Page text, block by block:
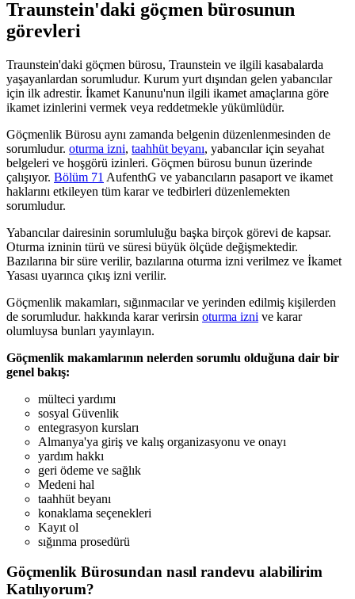
Traunstein'daki göçmen bürosunun
görevleri
Traunstein'daki göçmen bürosu, Traunstein ve ilgili kasabalarda
yaşayanlardan sorumludur. Kurum yurt dışından gelen yabancılar
için ilk adrestir. İkamet Kanunu'nun ilgili ikamet amaçlarına göre
ikamet izinlerini vermek veya reddetmekle yükümlüdür.
Göçmenlik Bürosu aynı zamanda belgenin düzenlenmesinden de
sorumludur. oturma izni, taahhüt beyanı, yabancılar için seyahat
belgeleri ve hoşgörü izinleri. Göçmen bürosu bunun üzerinde
çalışıyor. Bölüm 71 AufenthG ve yabancıların pasaport ve ikamet
haklarını etkileyen tüm karar ve tedbirleri düzenlemekten
sorumludur.
Yabancılar dairesinin sorumluluğu başka birçok görevi de kapsar.
Oturma izninin türü ve süresi büyük ölçüde değişmektedir.
Bazılarına bir süre verilir, bazılarına oturma izni verilmez ve İkamet
Yasası uyarınca çıkış izni verilir.
Göçmenlik makamları, sığınmacılar ve yerinden edilmiş kişilerden
de sorumludur. hakkında karar verirsin oturma izni ve karar
olumluysa bunları yayınlayın.
Göçmenlik makamlarının nelerden sorumlu olduğuna dair bir
genel bakış:
mülteci yardımı
sosyal Güvenlik
entegrasyon kursları
Almanya'ya giriş ve kalış organizasyonu ve onayı
yardım hakkı
geri ödeme ve sağlık
Medeni hal
taahhüt beyanı
konaklama seçenekleri
Kayıt ol
sığınma prosedürü
Göçmenlik Bürosundan nasıl randevu alabilirim
Katılıyorum?